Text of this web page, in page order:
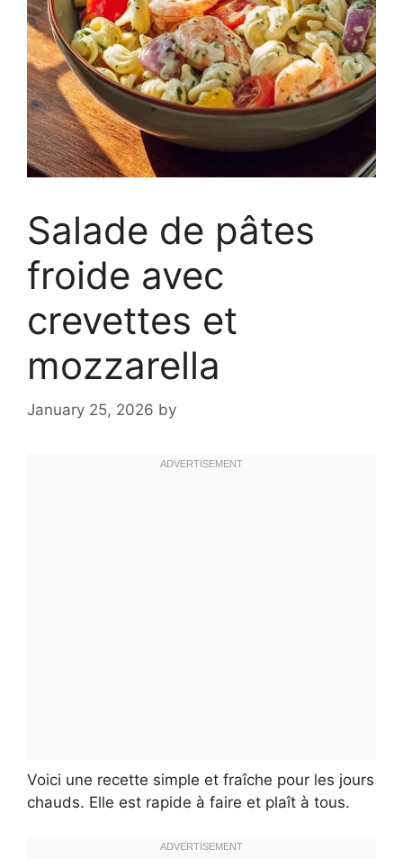
Salade de pâtes
froide avec
crevettes et
mozzarella
January 25, 2026 by
Voici une recette simple et fraîche pour les jours
chauds. Elle est rapide à faire et plaît à tous.